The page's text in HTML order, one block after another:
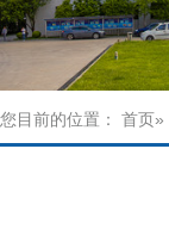
您目前的位置： 首页»